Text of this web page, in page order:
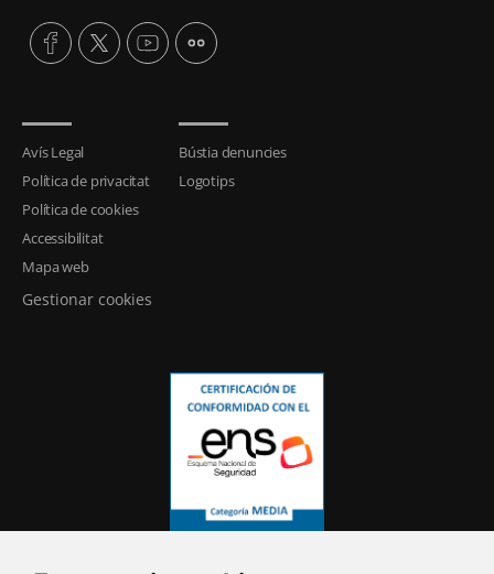
Avís Legal
Política de privacitat
Política de cookies
Accessibilitat
Mapa web
Gestionar cookies
Bústia denuncies
Logotips